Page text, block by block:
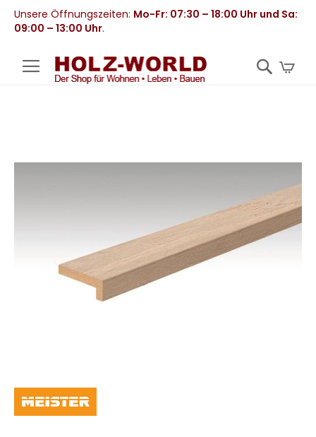
Unsere Öffnungszeiten: Mo-Fr: 07:30 – 18:00 Uhr und Sa:
09:00 – 13:00 Uhr.
springen
Zum
Anfang